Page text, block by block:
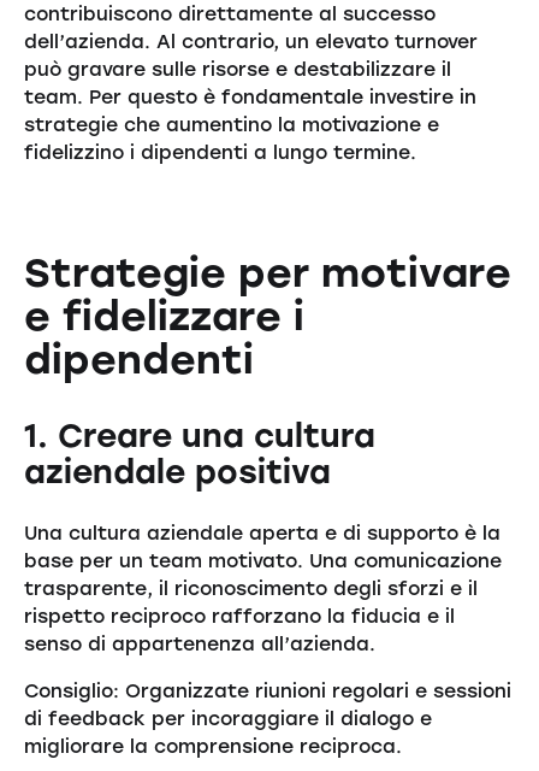
contribuiscono direttamente al successo
dell’azienda. Al contrario, un elevato turnover
può gravare sulle risorse e destabilizzare il
team. Per questo è fondamentale investire in
strategie che aumentino la motivazione e
fidelizzino i dipendenti a lungo termine.
Strategie per motivare
e fidelizzare i
dipendenti
1. Creare una cultura
aziendale positiva
Una cultura aziendale aperta e di supporto è la
base per un team motivato. Una comunicazione
trasparente, il riconoscimento degli sforzi e il
rispetto reciproco rafforzano la fiducia e il
senso di appartenenza all’azienda.
Consiglio: Organizzate riunioni regolari e sessioni
di feedback per incoraggiare il dialogo e
migliorare la comprensione reciproca.